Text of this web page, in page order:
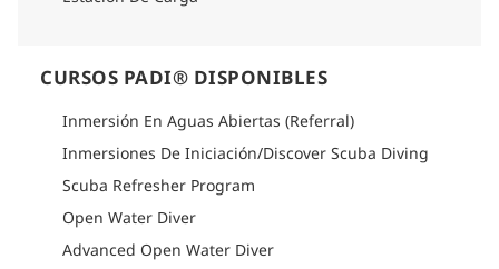
CURSOS PADI® DISPONIBLES
Inmersión En Aguas Abiertas (Referral)
Inmersiones De Iniciación/Discover Scuba Diving
Scuba Refresher Program
Open Water Diver
Advanced Open Water Diver